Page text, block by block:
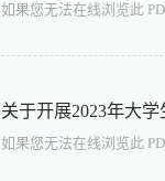
关于开展2023年大